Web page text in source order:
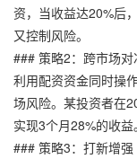
资，当收益达20%后
又控制风险。
### 策略2：跨市场对
利用配资资金同时操
场风险。某投资者在
实现3个月28%的收益。
### 策略3：打新增强